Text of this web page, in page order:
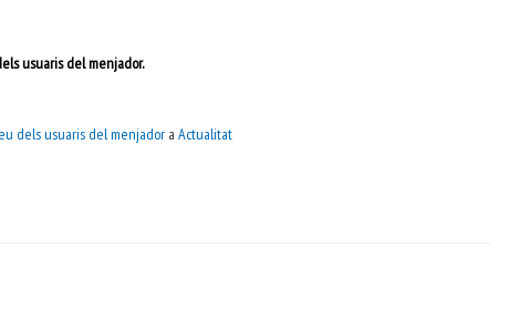
usuaris del menjador.
dels usuaris del menjador a Actualitat